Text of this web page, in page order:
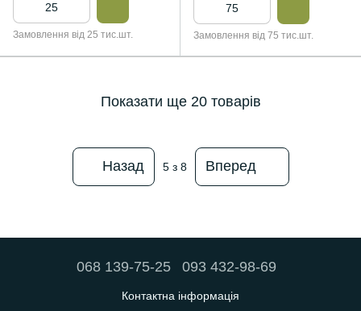
Замовлення від 25 тис.шт. Замовлення від 75 тис.шт.
Показати ще 20 товарів
Назад 5з 8 Вперед
068 139-75-25 093 432-98-69
Контактна інформація